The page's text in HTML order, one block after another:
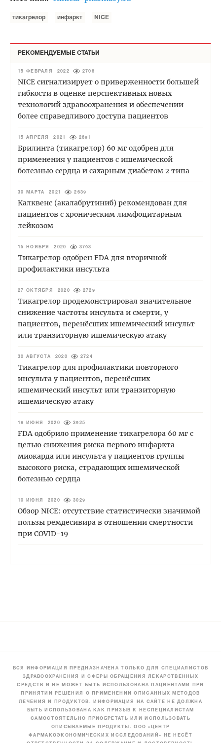
тикагрелор инфаркт NICE
РЕКОМЕНДУЕМЫЕ СТАТЬИ
15 ФЕВРАЛЯ 2022 2706
NICE сигнализирует о приверженности большей
гибкости в оценке перспективных новых
технологий здравоохранения и обеспечении
более справедливого доступа пациентов
15 АПРЕЛЯ 2021 2691
Брилинта (тикагрелор) 60 мг одобрен для
применения у пациентов с ишемической
болезнью сердца и сахарным диабетом 2 типа
30 МАРТА 2021 2639
Калквенс (акалабрутиниб) рекомендован для
пациентов с хроническим лимфоцитарным
лейкозом
15 НОЯБРЯ 2020 3793
Тикагрелор одобрен FDA для вторичной
профилактики инсульта
27 ОКТЯБРЯ 2020 2729
Тикагрелор продемонстрировал значительное
снижение частоты инсульта и смерти, у
пациентов, перенёсших ишемический инсульт
или транзиторную ишемическую атаку
30 АВГУСТА 2020 2724
Тикагрелор для профилактики повторного
инсульта у пациентов, перенёсших
ишемический инсульт или транзиторную
ишемическую атаку
18 ИЮНЯ 2020 3925
FDA одобрило применение тикагрелора 60 мг с
целью снижения риска первого инфаркта
миокарда или инсульта у пациентов группы
высокого риска, страдающих ишемической
болезнью сердца
10 ИЮНЯ 2020 3029
Обзор NICE: отсутствие статистически значимой
пользы ремдесивира в отношении смертности
при COVID-19
ВСЯ ИНФОРМАЦИЯ ПРЕДНАЗНАЧЕНА ТОЛЬКО ДЛЯ СПЕЦИАЛИСТОВ
ЗДРАВООХРАНЕНИЯ И СФЕРЫ ОБРАЩЕНИЯ ЛЕКАРСТВЕННЫХ
СРЕДСТВ И НЕ МОЖЕТ БЫТЬ ИСПОЛЬЗОВАНА ПАЦИЕНТАМИ ПРИ
ПРИНЯТИИ РЕШЕНИЯ О ПРИМЕНЕНИИ ОПИСАННЫХ МЕТОДОВ
ЛЕЧЕНИЯ И ПРОДУКТОВ. ИНФОРМАЦИЯ НА САЙТЕ НЕ ДОЛЖНА
БЫТЬ ИСПОЛЬЗОВАНА КАК ПРИЗЫВ К НЕСПЕЦИАЛИСТАМ
САМОСТОЯТЕЛЬНО ПРИОБРЕТАТЬ ИЛИ ИСПОЛЬЗОВАТЬ
ОПИСЫВАЕМЫЕ ПРОДУКТЫ. ООО «ЦЕНТР
ФАРМАКОЭКОНОМИЧЕСКИХ ИССЛЕДОВАНИЙ» НЕ НЕСЁТ